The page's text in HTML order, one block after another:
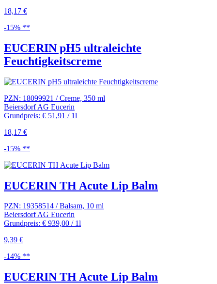
18,17 €
-15% **
EUCERIN pH5 ultraleichte
Feuchtigkeitscreme
PZN: 18099921 / Creme, 350 ml
Beiersdorf AG Eucerin
Grundpreis: € 51,91 / 1l
18,17 €
-15% **
EUCERIN TH Acute Lip Balm
PZN: 19358514 / Balsam, 10 ml
Beiersdorf AG Eucerin
Grundpreis: € 939,00 / 1l
9,39 €
-14% **
EUCERIN TH Acute Lip Balm